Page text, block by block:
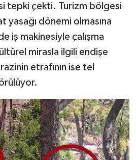
tepki çekti. Turizm bölgesi
yasağı dönemi olmasına
iş makinesiyle çalışma
mirasla ilgili endişe
etrafının ise tel